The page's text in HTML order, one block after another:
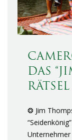
DAS
RÄTSEL
❂ Jim